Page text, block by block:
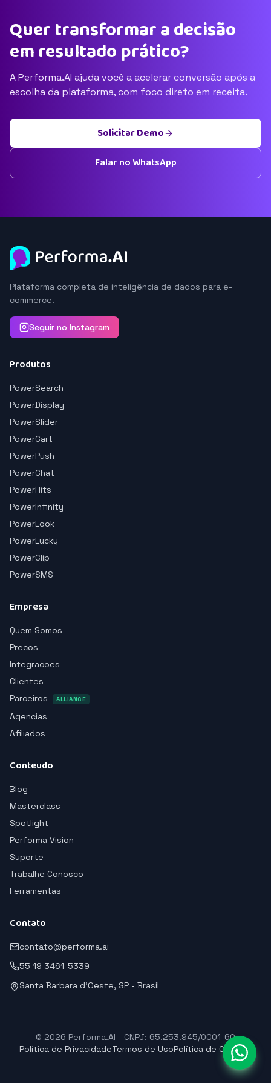
Quer transformar a decisão
em resultado prático?
A Performa.AI ajuda você a acelerar conversão após a
escolha da plataforma, com foco direto em receita.
Solicitar Demo
Falar no WhatsApp
Plataforma completa de inteligência de dados para e-
commerce.
Seguir no Instagram
Produtos
PowerSearch
PowerDisplay
PowerSlider
PowerCart
PowerPush
PowerChat
PowerHits
PowerInfinity
PowerLook
PowerLucky
PowerClip
PowerSMS
Empresa
Quem Somos
Precos
Integracoes
Clientes
Parceiros
ALLIANCE
Agencias
Afiliados
Conteudo
Blog
Masterclass
Spotlight
Performa Vision
Suporte
Trabalhe Conosco
Ferramentas
Contato
contato@performa.ai
55 19 3461-5339
Santa Barbara d'Oeste, SP - Brasil
© 2026 Performa.AI - CNPJ: 65.253.945/0001-60
Política de PrivacidadeTermos de UsoPolítica de Cookies